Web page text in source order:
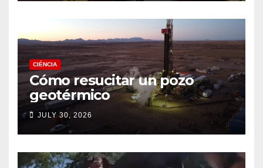
CIÉNCIA
Cómo resucitar un pozo
geotérmico
JULY 30, 2026